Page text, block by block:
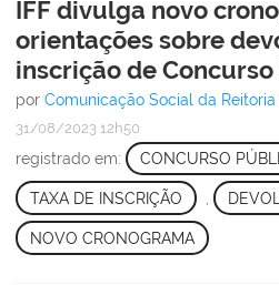
IFF divulga novo
orientações sobre
inscrição de
por Comunicação Social da Reitoria
31/08/2023 12h50
registrado em: CONCURSO
TAXA DE INSCRIÇÃO
NOVO CRONOGRAMA